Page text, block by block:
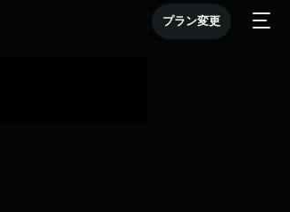
プラン変更